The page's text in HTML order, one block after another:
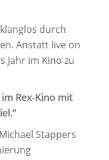
durch
Anstatt live on
Jahr im Kino zu
Rex-Kino mit
Stappers